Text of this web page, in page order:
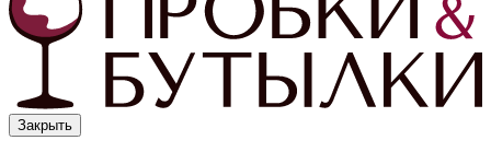
Закрыть